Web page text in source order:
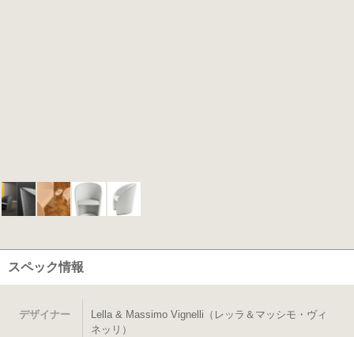
スペック情報
デザイナー
Lella & Massimo Vignelli（レッラ＆マッシモ・ヴィ
ネッリ）